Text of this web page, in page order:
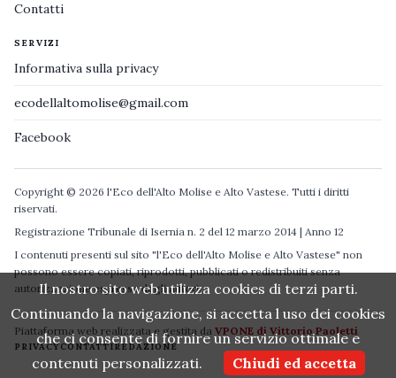
Contatti
SERVIZI
Informativa sulla privacy
ecodellaltomolise@gmail.com
Facebook
Copyright © 2026 l'Eco dell'Alto Molise e Alto Vastese. Tutti i diritti
riservati.
Registrazione Tribunale di Isernia n. 2 del 12 marzo 2014 | Anno 12
I contenuti presenti sul sito "l'Eco dell'Alto Molise e Alto Vastese" non
possono essere copiati, riprodotti, pubblicati o redistribuiti senza
autorizzazione espressa degli autori.
Piattaforma web realizzata e gestita da VPONE di Vittorio Paoletti
PRIVACYCONTATTIREDAZIONE
Il nostro sito web utilizza cookies di terzi parti.
Continuando la navigazione, si accetta l uso dei cookies
che ci consente di fornire un servizio ottimale e
contenuti personalizzati.
Chiudi ed accetta